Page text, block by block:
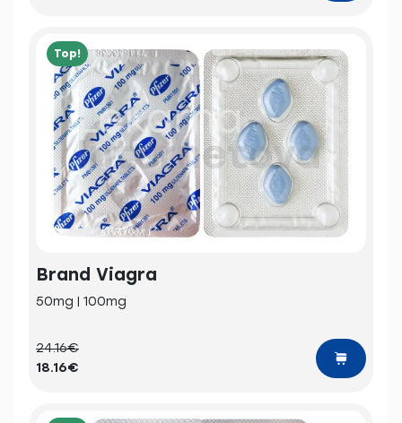
Top!
Brand Viagra
50mg | 100mg
24.16€
18.16€